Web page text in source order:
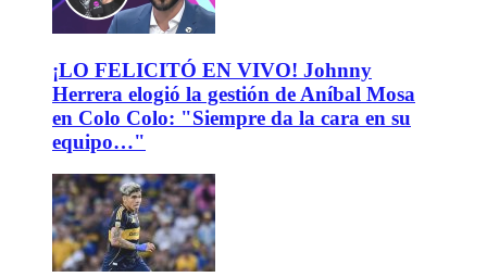
¡LO FELICITÓ EN VIVO! Johnny
Herrera elogió la gestión de Aníbal Mosa
en Colo Colo: "Siempre da la cara en su
equipo…"